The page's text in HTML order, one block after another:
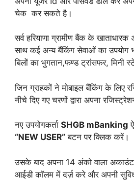
चेक कर सकते है।
सर्व हरियाणा ग्रामीण बैंक के
साथ कई अन्य बैंकिंग सेवाओं का
बिलों का भुगतान,फण्ड ट्रांसफर, मिनी
जिन ग्राहकों ने मोबाइल बैंकिंग के लिए
नीचे दिए गए चरणों द्वारा अपना
नए उपयोगकर्ता SHGB mBanking
“NEW USER” बटन पर क्लिक करें।
उसके बाद अपना 14 अंको वाला
आईडी कॉलम में दर्ज़ करे और अपनी